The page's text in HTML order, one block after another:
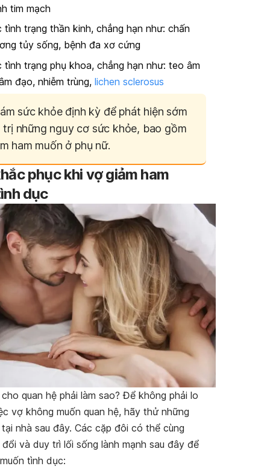
tim mạch
tình trạng thần kinh, chẳng hạn như: chấn
tủy sống, bệnh đa xơ cứng
tình trạng phụ khoa, chẳng hạn như: teo âm
đạo, nhiễm trùng, lichen sclerosus
sức khỏe định kỳ để phát hiện sớm
trị những nguy cơ sức khỏe, bao gồm
ham muốn ở phụ nữ.
phục khi vợ giảm ham
dục
quan hệ phải làm sao? Để không phải lo
vợ không muốn quan hệ, hãy thử những
nhà sau đây. Các cặp đôi có thể cùng
và duy trì lối sống lành mạnh sau đây để
tình dục: